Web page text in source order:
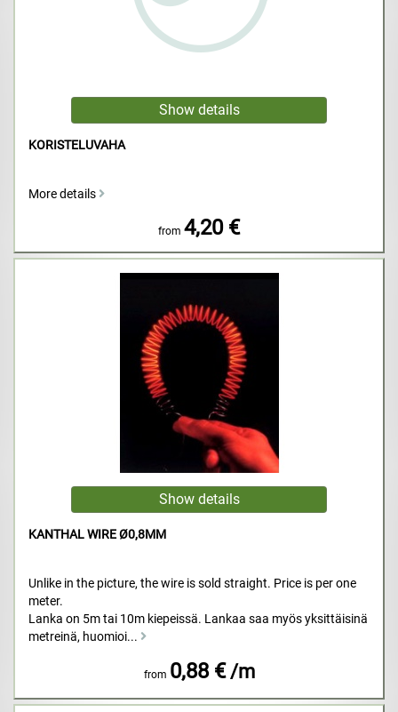
KORISTELUVAHA
More details
from 4,20 €
KANTHAL WIRE Ø0,8MM
Unlike in the picture, the wire is sold straight. Price is per one
meter.
Lanka on 5m tai 10m kiepeissä. Lankaa saa myös yksittäisinä
metreinä, huomioi...
from 0,88 € /m